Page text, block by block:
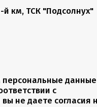
й км, ТСК "Подсолнух"
данные
с
вы не даете согласия